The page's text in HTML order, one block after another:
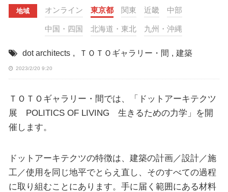
地域 オンライン 東京都 関東 近畿 中部
中国・四国 北海道・東北 九州・沖縄
dot architects , ＴＯＴＯギャラリー・間 , 建築
2023/2/20 9:20
ＴＯＴＯギャラリー・間では、「ドットアーキテクツ
展 POLITICS OF LIVING 生きるための力学」を開
催します。
ドットアーキテクツの特徴は、建築の計画／設計／施
工／使用を同じ地平でとらえ直し、そのすべての過程
に取り組むことにあります。手に届く範囲にある材料